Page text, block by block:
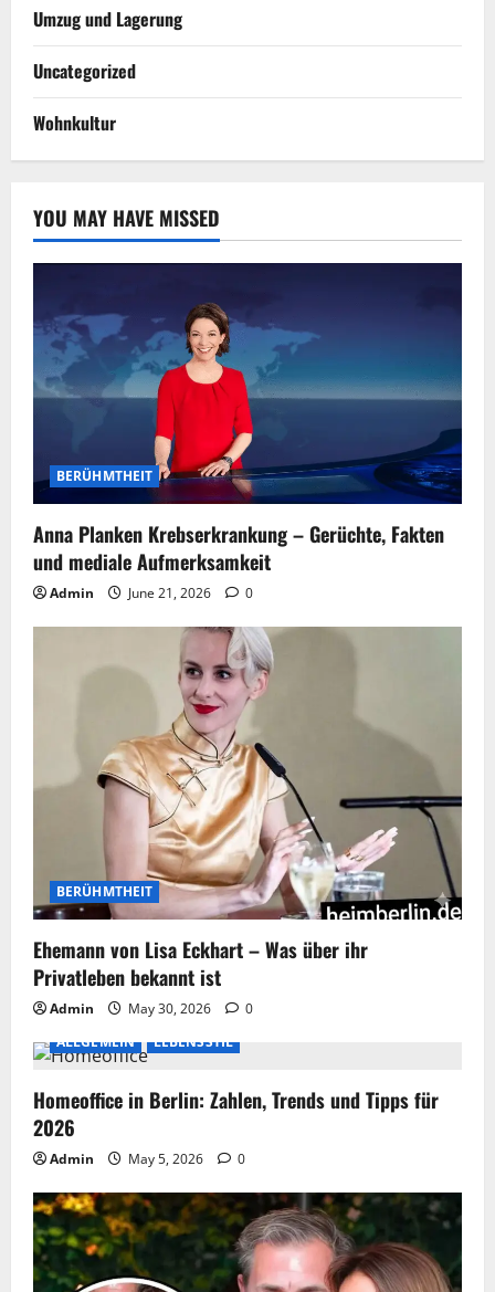
Umzug und Lagerung
Uncategorized
Wohnkultur
YOU MAY HAVE MISSED
BERÜHMTHEIT
Anna Planken Krebserkrankung – Gerüchte, Fakten
und mediale Aufmerksamkeit
Admin June 21, 2026 0
BERÜHMTHEIT
Ehemann von Lisa Eckhart – Was über ihr
Privatleben bekannt ist
Admin May 30, 2026
0
ALLGEMEIN
LEBENSSTIL
Homeoffice in Berlin: Zahlen, Trends und Tipps für
2026
Admin May 5, 2026 0